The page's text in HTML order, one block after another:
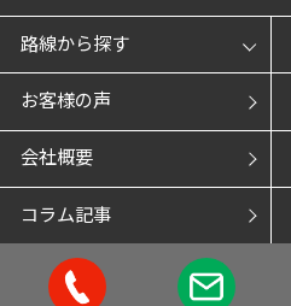
路線から探す
お客様の声
会社概要
コラム記事
個人情報